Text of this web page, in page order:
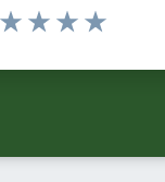
da 1 a 5 stelle la pagina